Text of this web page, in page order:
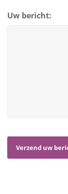
Uw bericht: